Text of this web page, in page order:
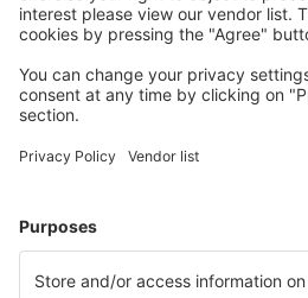
Planera din resa
Billiga flyg
Weekendresor
Flyg+Hotell
Hotell